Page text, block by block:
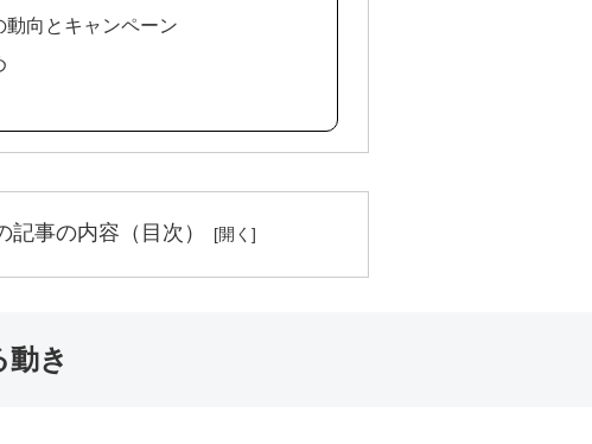
動向とキャンペーン
記事の内容（目次）
き